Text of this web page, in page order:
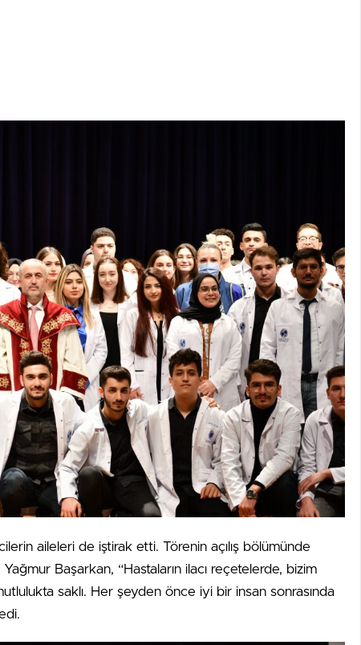
aileleri de iştirak etti. Törenin açılış bölümünde
Başarkan, “Hastaların ilacı reçetelerde, bizim
saklı. Her şeyden önce iyi bir insan sonrasında